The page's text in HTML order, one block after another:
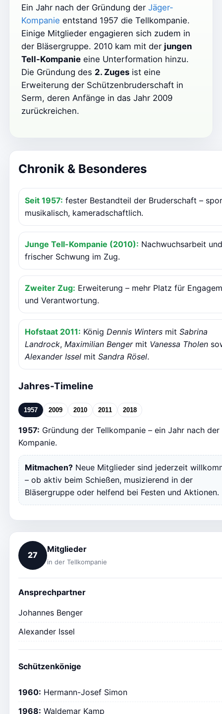
Ein Jahr nach der Gründung der Jäger-
Kompanie entstand 1957 die Tellkompanie.
Einige Mitglieder engagieren sich zudem in
der Bläsergruppe. 2010 kam mit der jungen
Tell-Kompanie eine Unterformation hinzu.
Die Gründung des 2. Zuges ist eine
Erweiterung der Schützenbruderschaft in
Serm, deren Anfänge in das Jahr 2009
zurückreichen.
Chronik & Besonderes
Seit 1957: fester Bestandteil der Bruderschaft –
musikalisch, kameradschaftlich.
Junge Tell-Kompanie (2010): Nachwuchsarbeit und
frischer Schwung im Zug.
Zweiter Zug: Erweiterung – mehr Platz für
und Verantwortung.
Hofstaat 2011: König Dennis Winters mit Sabrina
Landrock, Maximilian Bengermit Vanessa Tholen
Alexander Issel mit Sandra Rösel.
Jahres-Timeline
1957 2009 2010 2011 2018
1957: Gründung der Tellkompanie – ein Jahr nach
Kompanie.
Mitmachen? Neue Mitglieder sind jederzeit
– ob aktiv beim Schießen, musizierend in der
Bläsergruppe oder helfend bei Festen und Aktionen.
27
Mitglieder
in der Tellkompanie
Ansprechpartner
Johannes Benger
Alexander Issel
Schützenkönige
1960: Hermann-Josef Simon
1968: Waldemar Kamp